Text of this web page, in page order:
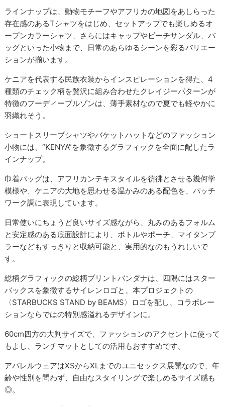
ラインナップは、動物モチーフやアフリカの地図をあしらった
存在感のあるTシャツをはじめ、セットアップでも楽しめるオ
ープンカラーシャツ、さらにはキャップやビーチサンダル、バ
ッグといった小物まで、日常のあらゆるシーンを彩るバリエー
ションが揃います。
ケニアを代表する民族衣装からインスピレーションを得た、4
種類のチェック柄を贅沢に組み合わせたクレイジーパターンが
特徴のフーディーブルゾンは、薄手素材なので夏でも軽やかに
羽織れそう。
ショートスリーブシャツやバケットハットなどのファッション
小物には、“KENYA”を象徴するグラフィックを全面に配したラ
インナップ。
巾着バッグは、アフリカンテキスタイルを彷彿とさせる幾何学
模様や、ケニアの大地を思わせる温かみのある配色を、パッチ
ワーク調に表現しています。
日常使いにちょうど良いサイズ感ながら、丸みのあるフォルム
と安定感のある底面設計により、ボトルやポーチ、マイタンブ
ラーなどもすっきりと収納可能と、実用的なのもうれしいで
す。
総柄グラフィックの総柄プリントバンダナは、四隅にはスター
バックスを象徴するサイレンロゴと、本プロジェクトの
〈STARBUCKS STAND by BEAMS〉ロゴを配し、コラボレー
ションならではの特別感溢れるデザインに。
60cm四方の大判サイズで、ファッションのアクセントに使って
もよし、ランチマットとしての活用もおすすめです。
アパレルウェアはXSからXLまでのユニセックス展開なので、年
齢や性別を問わず、自由なスタイリングで楽しめるサイズ感も
◎。